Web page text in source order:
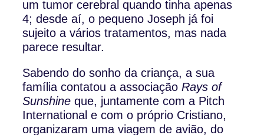
um tumor cerebral quando tinha apenas
4; desde aí, o pequeno Joseph já foi
sujeito a vários tratamentos, mas nada
parece resultar.
Sabendo do sonho da criança, a sua
família contatou a associaçãoRays of
Sunshine que, juntamente com a Pitch
International e com o próprio Cristiano,
organizaram uma viagem de avião, do